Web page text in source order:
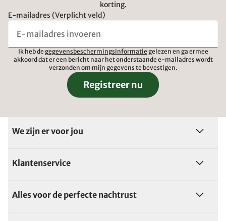
korting.
E-mailadres (Verplicht veld)
Ik heb de gegevensbeschermingsinformatie gelezen en ga ermee
akkoord dat er een bericht naar het onderstaande e-mailadres wordt
verzonden om mijn gegevens te bevestigen.
Registreer nu
We zijn er voor jou
Klantenservice
Alles voor de perfecte nachtrust